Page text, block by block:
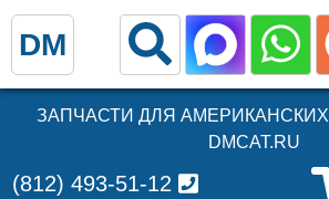
ЗАПЧАСТИ ДЛЯ
DMCAT.RU
(812) 493-51-12
DM